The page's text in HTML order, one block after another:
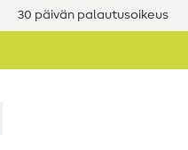
30 päivän palautusoikeus